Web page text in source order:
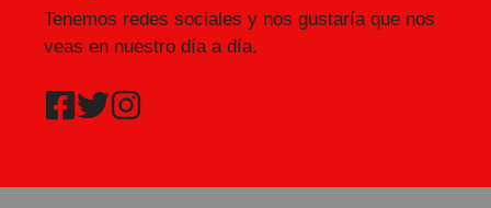
Tenemos redes sociales y nos gustaría que nos
veas en nuestro día a día.